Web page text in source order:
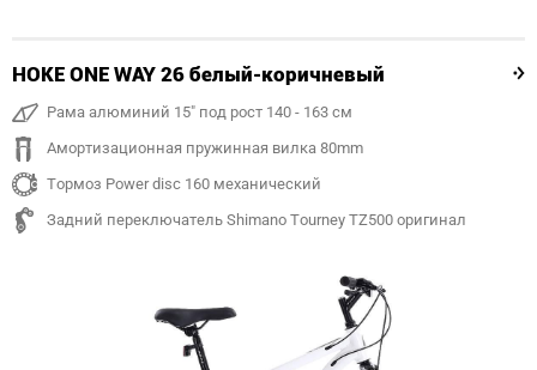
HOKE ONE WAY 26 белый-коричневый
Рама алюминий 15" под рост 140 - 163 см
Амортизационная пружинная вилка 80mm
Тормоз Power disc 160 механический
Задний переключатель Shimano Tourney TZ500 оригинал